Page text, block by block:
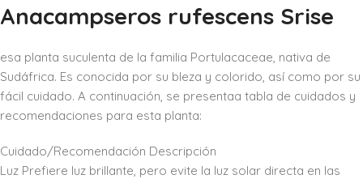
Anacampseros rufescens Srise
esa planta suculenta de la familia Portulacaceae, nativa de
Sudáfrica. Es conocida por su bleza y colorido, así como por su
fácil cuidado. A continuación, se presentaa tabla de cuidados y
recomendaciones para esta planta:
Cuidado/Recomendación Descripción
Luz Prefiere luz brillante, pero evite la luz solar directa en las